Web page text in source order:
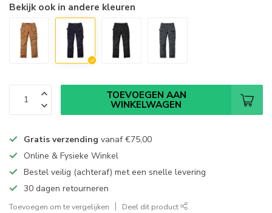
Bekijk ook in andere kleuren
TOEVOEGEN AAN
WINKELWAGEN
Gratis verzending vanaf€75,00
Online & Fysieke Winkel
Bestel veilig (achteraf) met een snelle levering
30 dagen retourneren
Toevoegen om te vergelijken Deel dit product